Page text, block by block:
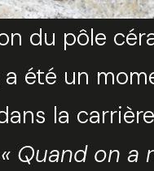
du pôle
a été un
la
« Quand on a